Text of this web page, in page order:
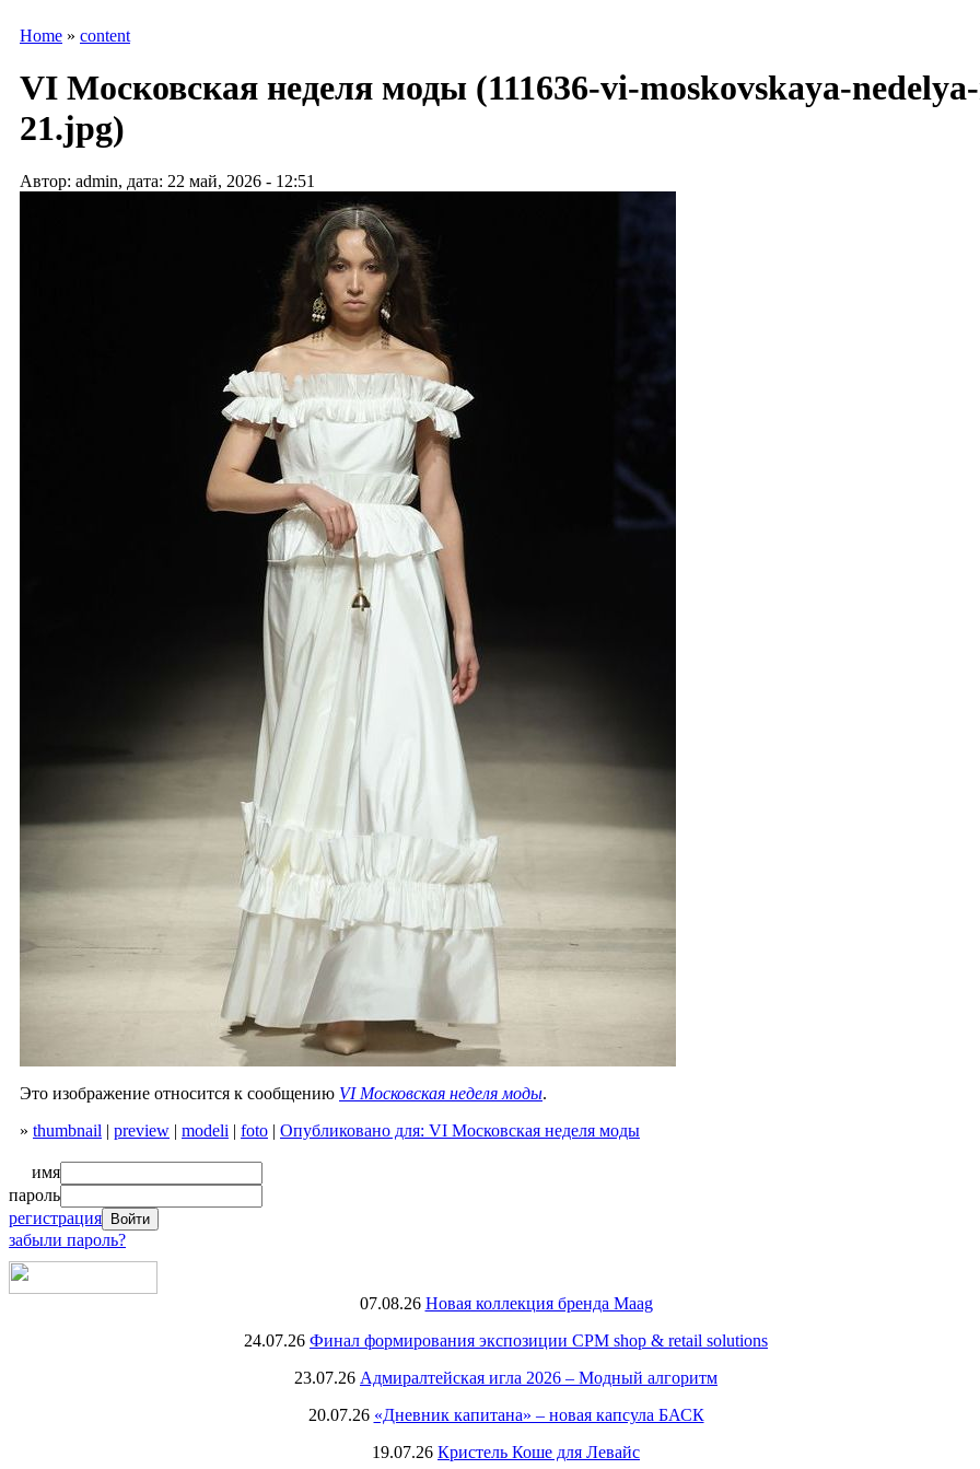
Home » content
VI Московская неделя моды (111636-vi-moskovskaya-
21.jpg)
Автор: admin, дата: 22 май, 2026 - 12:51
Это изображение относится к сообщению VI Московская неделя моды.
» thumbnail | preview | modeli | foto | Опубликовано для: VI Московская неделя моды
имя
пароль
регистрация
забыли пароль?
07.08.26 Новая коллекция бренда Maag
24.07.26 Финал формирования экспозиции CPM shop & retail solutions
23.07.26 Адмиралтейская игла 2026 – Модный алгоритм
20.07.26 «Дневник капитана» – новая капсула БАСК
19.07.26 Кристель Коше для Левайс